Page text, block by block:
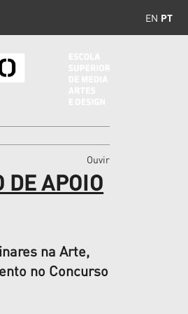
EN PT
Ouvir
DE APOIO
na Arte,
no Concurso